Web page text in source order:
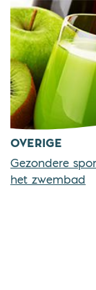
OVERIGE
Gezondere
het zwembad